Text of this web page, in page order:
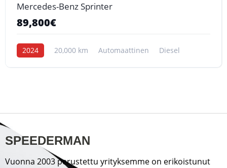
Mercedes-Benz Sprinter
89,800€
2024 20,000 km Automaattinen Diesel
SPEEDERMAN
Vuonna 2003 perustettu yrityksemme on erikoistunut